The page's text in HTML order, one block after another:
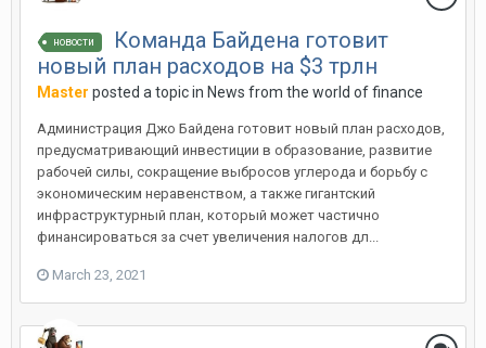
новости
Команда Байдена готовит
новый план расходов на $3 трлн
Master posted a topic in News from the world of finance
Администрация Джо Байдена готовит новый план расходов,
предусматривающий инвестиции в образование, развитие
рабочей силы, сокращение выбросов углерода и борьбу с
экономическим неравенством, а также гигантский
инфраструктурный план, который может частично
финансироваться за счет увеличения налогов дл...
March 23, 2021